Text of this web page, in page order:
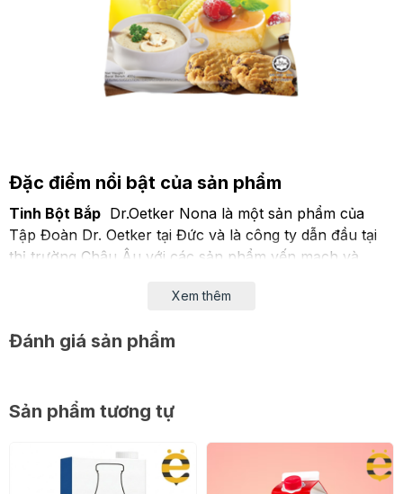
Đặc điểm nổi bật của sản phẩm
Tinh Bột Bắp Dr.Oetker Nona là một sản phẩm của
Tập Đoàn Dr. Oetker tại Đức và là công ty dẫn đầu tại
thị trường Châu Âu với các sản phẩm,yến mạch và
rất người tiêu dùng trên thế giới yêu thích và sử dụng.
Xem thêm
Đánh giá sản phẩm
Sản phẩm tương tự